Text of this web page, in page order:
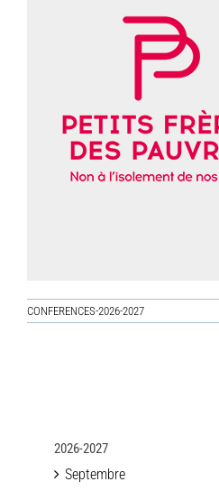
CONFERENCES-2026-2027
2026-2027
Septembre